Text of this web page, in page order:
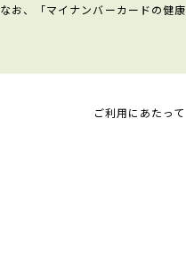
なお、「マイナンバーカードの健
ご利用にあたって